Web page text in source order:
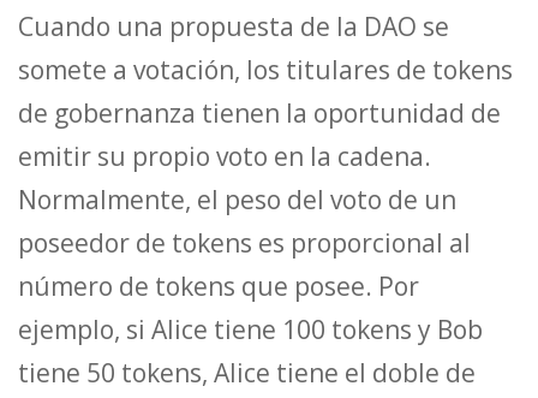
Cuando una propuesta de la DAO se
somete a votación, los titulares de tokens
de gobernanza tienen la oportunidad de
emitir su propio voto en la cadena.
Normalmente, el peso del voto de un
poseedor de tokens es proporcional al
número de tokens que posee. Por
ejemplo, si Alice tiene 100 tokens y Bob
tiene 50 tokens, Alice tiene el doble de